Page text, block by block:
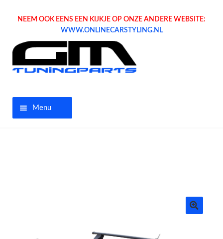
NEEM OOK EENS EEN KIJKJE OP ONZE ANDERE WEBSITE:
WWW.ONLINECARSTYLING.NL
Menu